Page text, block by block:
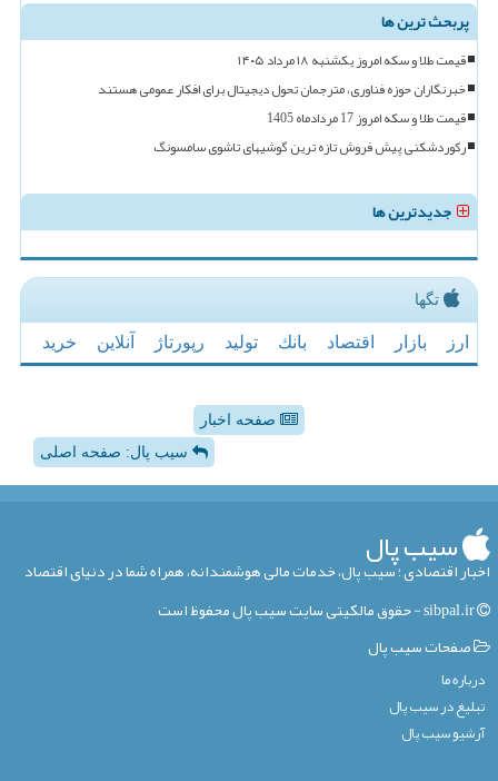
پربحث ترین ها
قیمت طلا و سکه امروز یکشنبه ۱۸ مرداد ۱۴۰۵
خبرنگاران حوزه فناوری، مترجمان تحول دیجیتال برای افکار عمومی هستند
قیمت طلا و سکه امروز 17 مردادماه 1405
رکوردشکنی پیش فروش تازه ترین گوشیهای تاشوی سامسونگ
جدیدترین ها
تگها
ارز بازار اقتصاد بانك تولید رپورتاژ آنلاین خرید
صفحه اخبار
سیب پال: صفحه اصلی
سیب پال
اخبار اقتصادی ؛ سیب پال، خدمات مالی هوشمندانه، همراه شما در دنیای اقتصاد
صفحات سیب پال
درباره ما
تبلیغ در سیب پال
آرشیو سیب پال